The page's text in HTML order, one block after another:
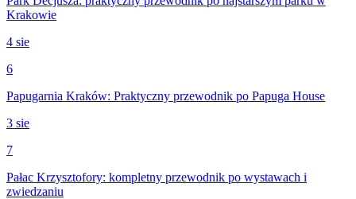
Krakowie
4 sie
6
Papugarnia Kraków: Praktyczny przewodnik po Papuga House
3 sie
7
Pałac Krzysztofory: kompletny przewodnik po wystawach i
zwiedzaniu